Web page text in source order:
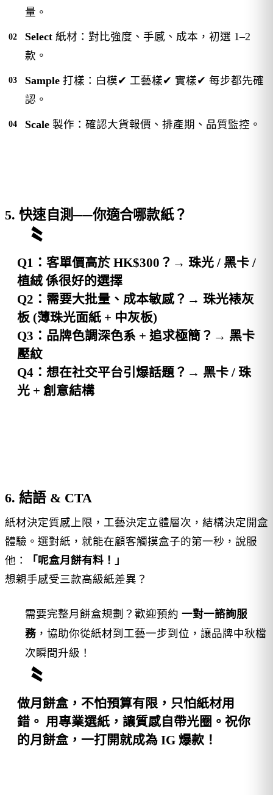
量。
Select紙材：對比強度、手感、成本，初選 1–2
款。
Sample打樣：白模✔ 工藝樣✔ 實樣✔ 每步都先確
認。
Scale製作：確認大貨報價、排產期、品質監控。
5. 快速自測──你適合哪款紙？
Q1 ：客單價高於 HK$300？→ 珠光 / 黑卡 /
植絨係很好的選擇
Q2 ：需要大批量、成本敏感？→ 珠光裱灰
板 (薄珠光面紙 + 中灰板)
Q3 ：品牌色調深色系 + 追求極簡？→ 黑卡
壓紋
Q4 ：想在社交平台引爆話題？→ 黑卡 / 珠
光 + 創意結構
6. 結語 & CTA
紙材決定質感上限，工藝決定立體層次，結構決定開盒
體驗。選對紙，就能在顧客觸摸盒子的第一秒，說服
他：
「呢盒月餅有料！」
想親手感受三款高級紙差異？
需要完整月餅盒規劃？歡迎預約 一對一諮詢服
務，協助你從紙材到工藝一步到位，讓品牌中秋檔
次瞬間升級！
做月餅盒，不怕預算有限，只怕紙材用
錯。 用專業選紙，讓質感自帶光圈。祝你
的月餅盒，一打開就成為 IG 爆款！